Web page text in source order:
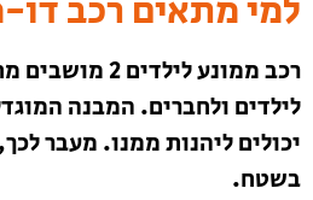
רכב ממונע
יכולים ליהנות ממנו. מעבר
בשטח.